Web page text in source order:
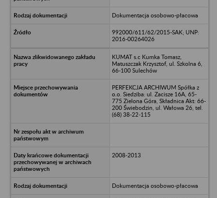
Dokumentacja osobowo-płacowa
992000/611/62/2015-SAK; UNP:
2016-00264026
KUMAT s.c Kumka Tomasz,
Matuszczak Krzysztof, ul. Szkolna 6,
66-100 Sulechów
PERFEKCJA ARCHIWUM Spółka z
o.o. Siedziba: ul. Zacisze 16A, 65-
775 Zielona Góra, Składnica Akt: 66-
200 Świebodzin, ul. Wałowa 26, tel.
(68) 38-22-115
2008-2013
Dokumentacja osobowo-płacowa